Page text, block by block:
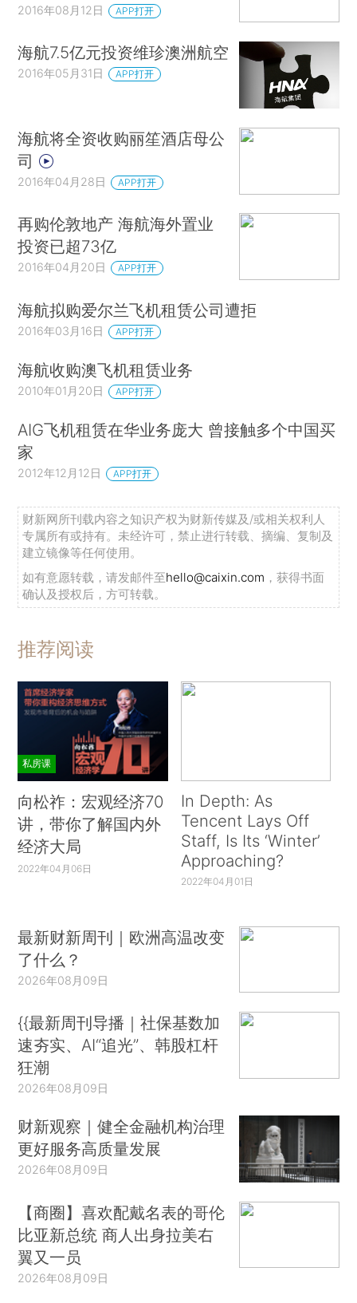
2016年08月12日 APP打开
海航7.5亿元投资维珍澳洲航空
2016年05月31日 APP打开
海航将全资收购丽笙酒店母公
司
2016年04月28日 APP打开
再购伦敦地产 海航海外置业
投资已超73亿
2016年04月20日 APP打开
海航拟购爱尔兰飞机租赁公司遭拒
2016年03月16日 APP打开
海航收购澳飞机租赁业务
2010年01月20日 APP打开
AIG飞机租赁在华业务庞大 曾接触多个中国买
家
2012年12月12日 APP打开
财新网所刊载内容之知识产权为财新传媒及/或相关权利人
专属所有或持有。未经许可，禁止进行转载、摘编、复制及
建立镜像等任何使用。
如有意愿转载，请发邮件至hello@caixin.com ，获得书面
确认及授权后，方可转载。
推荐阅读
私房课
向松祚：宏观经济70
讲，带你了解国内外
经济大局
2022年04月06日
In Depth: As
Tencent Lays Off
Staff, Is Its ‘Winter’
Approaching?
2022年04月01日
最新财新周刊｜欧洲高温改变
了什么？
2026年08月09日
{{最新周刊导播｜社保基数加
速夯实、AI“追光”、韩股杠杆
狂潮
2026年08月09日
财新观察｜健全金融机构治理
更好服务高质量发展
2026年08月09日
【商圈】喜欢配戴名表的哥伦
比亚新总统 商人出身拉美右
翼又一员
2026年08月09日